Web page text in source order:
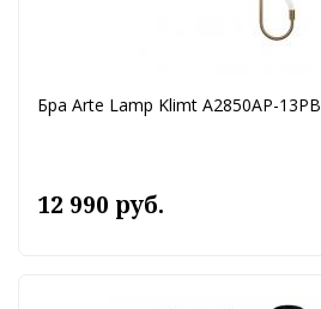
Бра Arte Lamp Klimt A2850AP-13PB
12 990 руб.